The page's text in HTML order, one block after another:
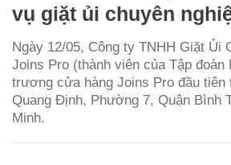
vụ giặt ủi chuyên
Ngày 12/05, Công ty TNHH Giặt Ủi
Joins Pro (thành viên của Tập đoàn
trương cửa hàng Joins Pro đầu tiên
Quang Định, Phường 7, Quận Bình
Minh.